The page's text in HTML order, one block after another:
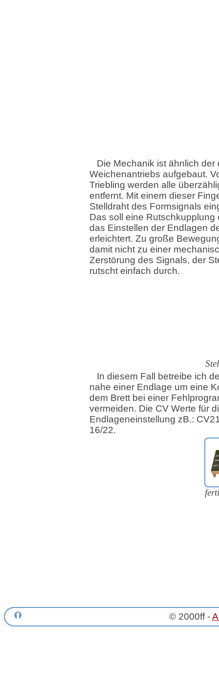
Die Mechanik ist ähnlich der
Weichenantriebs aufgebaut.
Triebling werden alle
entfernt. Mit einem dieser
Stelldraht des Formsignals
Das soll eine Rutschkupplung
das Einstellen der Endlagen
erleichtert. Zu große
damit nicht zu einer
Zerstörung des Signals, der
rutscht einfach durch.
In diesem Fall betreibe ich
nahe einer Endlage um eine
dem Brett bei einer
vermeiden. Die CV Werte für
Endlageneinstellung zB.:
16/22.
© 2000ff -